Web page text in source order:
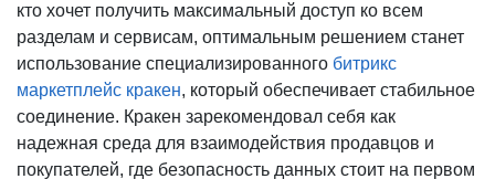
кто хочет получить максимальный доступ ко всем
разделам и сервисам, оптимальным решением станет
использование специализированного битрикс
маркетплейс кракен, который обеспечивает стабильное
соединение. Кракен зарекомендовал себя как
надежная среда для взаимодействия продавцов и
покупателей, где безопасность данных стоит на первом